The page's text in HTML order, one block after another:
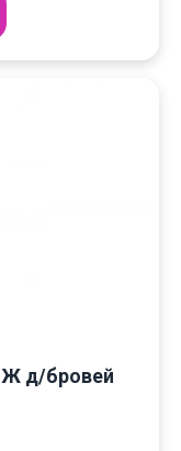
Ж д/бровей